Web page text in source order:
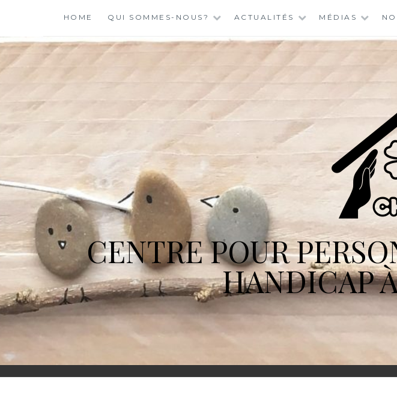
content
HOME QUI SOMMES-NOUS? ACTUALITÉS MÉDIAS
CENTRE POUR
HANDICAP